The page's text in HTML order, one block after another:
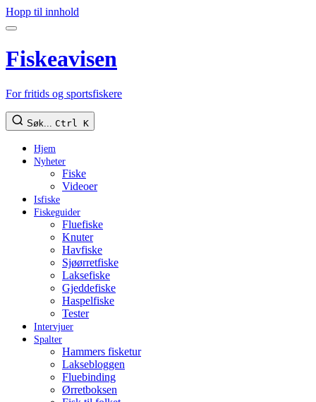
Hopp til innhold
Fiskeavisen
For fritids og sportsfiskere
Søk... Ctrl K
Hjem
Nyheter
Fiske
Videoer
Isfiske
Fiskeguider
Fluefiske
Knuter
Havfiske
Sjøørretfiske
Laksefiske
Gjeddefiske
Haspelfiske
Tester
Intervjuer
Spalter
Hammers fisketur
Laksebloggen
Fluebinding
Ørretboksen